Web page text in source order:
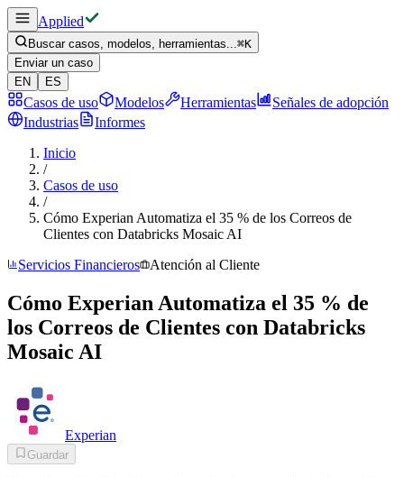
Applied
Buscar casos, modelos, herramientas...⌘K
Enviar un caso
EN
ES
Casos de uso Modelos Herramientas
Señales de adopción
Industrias
Informes
Inicio
/
Casos de uso
/
Cómo Experian Automatiza el 35 % de los Correos de
Clientes con Databricks Mosaic AI
Servicios Financieros
Atención al Cliente
Cómo Experian Automatiza el 35 % de
los Correos de Clientes con Databricks
Mosaic AI
Experian
Guardar